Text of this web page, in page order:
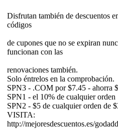
Disfrutan también de descuentos
códigos
de cupones que no se expiran
funcionan con las
renovaciones también.
Solo éntrelos en la comprobación.
SPN3 - .COM por $7.45 - ahorra
SPN1 - el 10% de cualquier orden
SPN2 - $5 de cualquier orden de
VISITA:
http://mejoresdescuentos.es/